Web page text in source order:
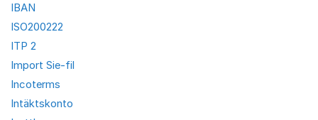
IBAN
ISO200222
ITP 2
Import Sie-fil
Incoterms
Intäktskonto